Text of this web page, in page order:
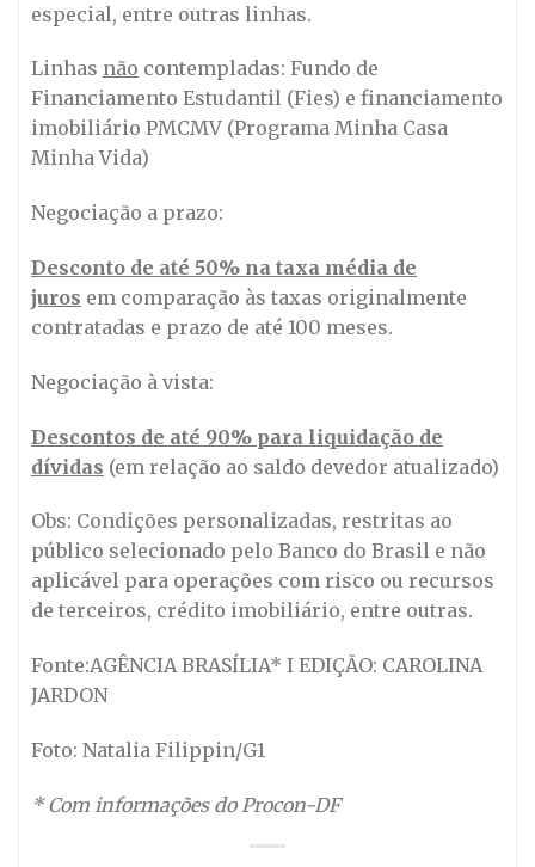
especial, entre outras linhas.
Linhas não contempladas: Fundo de
Financiamento Estudantil (Fies) e financiamento
imobiliário PMCMV (Programa Minha Casa
Minha Vida)
Negociação a prazo:
Desconto de até 50% na taxa média de
juros em comparação às taxas originalmente
contratadas e prazo de até 100 meses.
Negociação à vista:
Descontos de até 90% para liquidação de
dívidas (em relação ao saldo devedor atualizado)
Obs: Condições personalizadas, restritas ao
público selecionado pelo Banco do Brasil e não
aplicável para operações com risco ou recursos
de terceiros, crédito imobiliário, entre outras.
Fonte:AGÊNCIA BRASÍLIA* I EDIÇÃO: CAROLINA
JARDON
Foto: Natalia Filippin/G1
* Com informações do Procon-DF